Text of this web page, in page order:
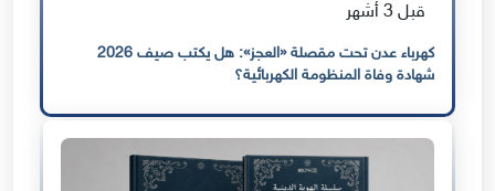
قبل 3 أشهر
كهرباء عدن تحت مقصلة «العجز»: هل يكتب صيف 2026
شهادة وفاة المنظومة الكهربائية؟